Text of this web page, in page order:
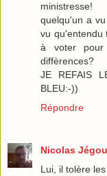
ministresse!
quelqu'un a
vu qu'entendu
à voter
diffèrences?
JE REFAIS
BLEU:-))
Répondre
Nicolas Jégou
Lui, il tolère